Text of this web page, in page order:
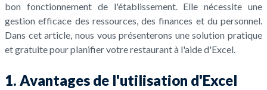
bon fonctionnement de l'établissement. Elle nécessite une
gestion efficace des ressources, des finances et du personnel.
Dans cet article, nous vous présenterons une solution pratique
et gratuite pour planifier votre restaurant à l'aide d'Excel.
1. Avantages de l'utilisation d'Excel